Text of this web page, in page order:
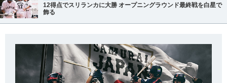
12得点でスリランカに大勝 オープニングラウンド最終戦を白星で
飾る